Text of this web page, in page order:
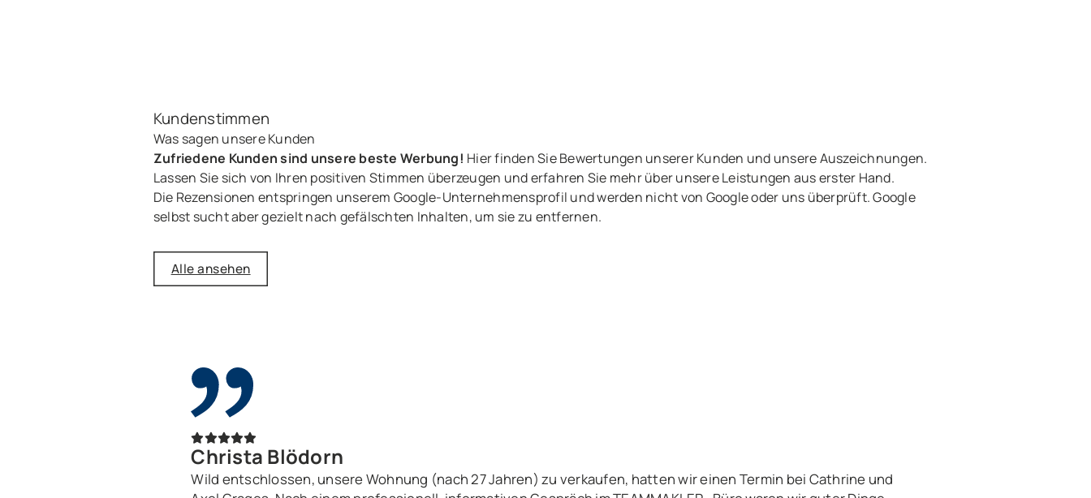
Kundenstimmen
Was sagen unsere Kunden
Zufriedene Kunden sind unsere beste Werbung! Hier finden Sie Bewertungen unserer Kunden und unsere Auszeichnungen.
Lassen Sie sich von Ihren positiven Stimmen überzeugen und erfahren Sie mehr über unsere Leistungen aus erster Hand.
Die Rezensionen entspringen unserem Google-Unternehmensprofil und werden nicht von Google oder uns überprüft. Google
selbst sucht aber gezielt nach gefälschten Inhalten, um sie zu entfernen.
Alle ansehen
Christa Blödorn
Wild entschlossen, unsere Wohnung (nach 27 Jahren) zu verkaufen, hatten wir einen Termin bei Cathrine und